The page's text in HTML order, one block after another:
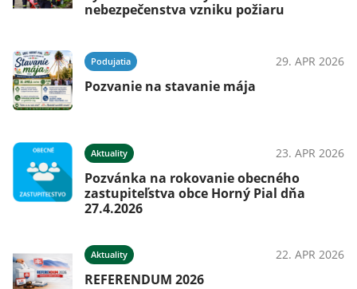
nebezpečenstva vzniku požiaru
Podujatia 29. APR 2026
Pozvanie na stavanie mája
Aktuality 23. APR 2026
Pozvánka na rokovanie obecného
zastupiteľstva obce Horný Pial dňa
27.4.2026
Aktuality 22. APR 2026
REFERENDUM 2026